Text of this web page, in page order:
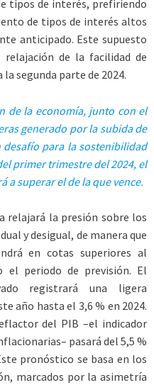
tipos de interés, prefiriendo
de tipos de interés altos
anticipado. Este supuesto
de la facilidad de
segunda parte de 2024.
de la economía, junto con el
generado por la subida de
para la sostenibilidad
primer trimestre del 2024, el
a superar el de la que vence.
relajará la presión sobre los
y desigual, de manera que
en cotas superiores al
el periodo de previsión. El
registrará una ligera
año hasta el 3,6 % en 2024.
del PIB –el indicador
pasará del 5,5 %
pronóstico se basa en los
marcados por la asimetría